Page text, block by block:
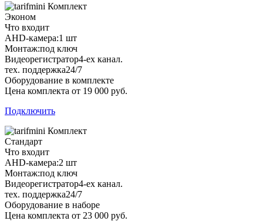
Комплект
Эконом
Что входит
AHD-камера:1 шт
Монтаж:под ключ
Видеорегистратор4-ех канал.
тех. поддержка24/7
Оборудование в комплекте
Цена комплекта от 19 000 руб.
Подключить
Комплект
Стандарт
Что входит
AHD-камера:2 шт
Монтаж:под ключ
Видеорегистратор4-ех канал.
тех. поддержка24/7
Оборудование в наборе
Цена комплекта от 23 000 руб.